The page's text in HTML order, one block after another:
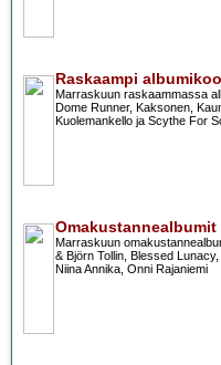
Raskaampi
Marraskuun raskaammassa
Dome Runner, Kaksonen,
Kuolemankello ja Scythe For
Omakustannealbumit
Marraskuun
& Björn Tollin, Blessed
Niina Annika, Onni Rajaniemi